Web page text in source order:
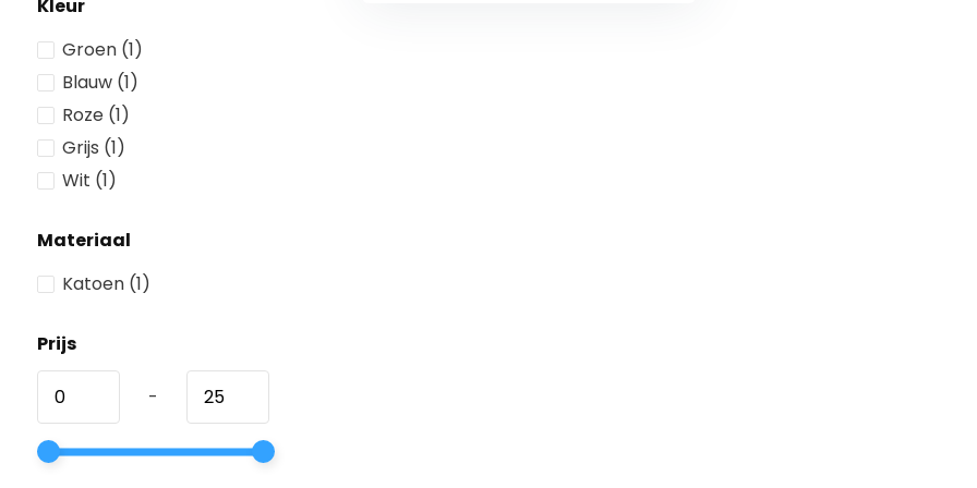
Kleur
Groen (1)
Blauw (1)
Roze (1)
Grijs (1)
Wit (1)
Materiaal
Katoen (1)
Prijs
-